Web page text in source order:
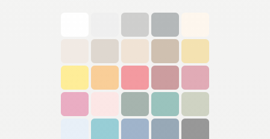
FORMAT
FORMAT FRISE